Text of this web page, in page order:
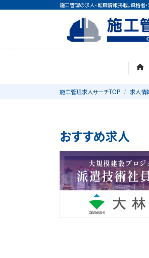
施工管理の求人・転職情報掲載。資格者
施工管理求人サーチTOP 求人情
おすすめ求人